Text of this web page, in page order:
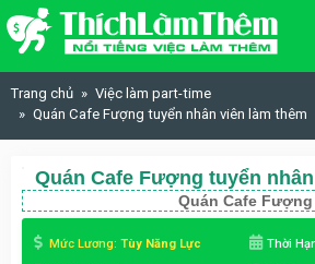
Skip to content
Trang chủ
Việc làm part-time
Quán Cafe Fượng tuyển nhân viên làm thêm
Quán Cafe Fượng tuyển
Quán Cafe Fượng
Mức Lương: Tùy Năng Lực Thời